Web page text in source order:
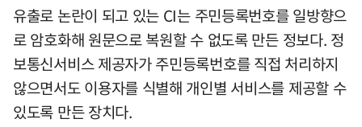
유출로 논란이 되고 있는 CI는 주민등록번호를 일방향으
로 암호화해 원문으로 복원할 수 없도록 만든 정보다. 정
보통신서비스 제공자가 주민등록번호를 직접 처리하지
않으면서도 이용자를 식별해 개인별 서비스를 제공할 수
있도록 만든 장치다.